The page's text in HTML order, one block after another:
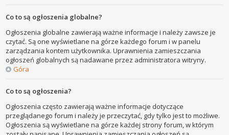
Co to są ogłoszenia globalne?
Ogłoszenia globalne zawierają ważne informacje i należy zawsze je
czytać. Są one wyświetlane na górze każdego forum i w panelu
zarządzania kontem użytkownika. Uprawnienia zamieszczania
ogłoszeń globalnych są nadawane przez administratora witryny.
Góra
Co to są ogłoszenia?
Ogłoszenia często zawierają ważne informacje dotyczące
przeglądanego forum i należy je przeczytać, gdy tylko jest to możliwe.
Ogłoszenia są wyświetlane na górze każdej strony forum, w którym